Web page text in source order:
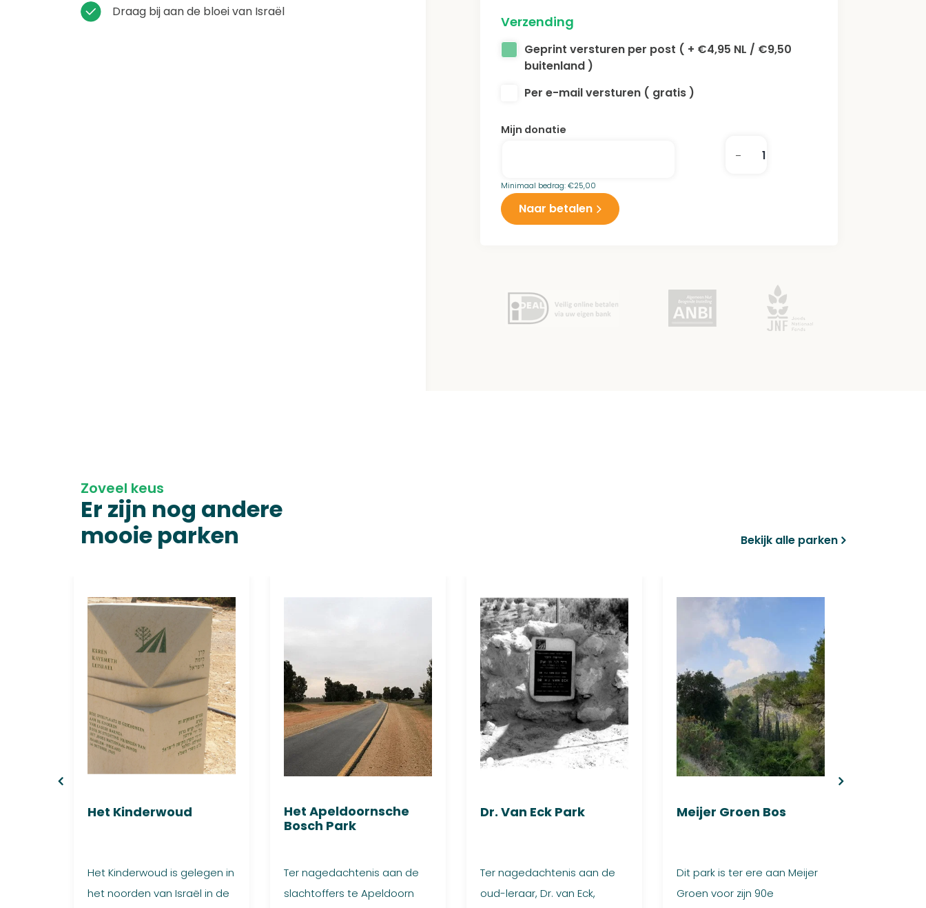
Draag bij aan de bloei van Israël
Verzending
Geprint versturen per post ( + €4,95 NL / €9,50
buitenland )
Per e-mail versturen ( gratis )
Mijn donatie
Minimaal bedrag:€25,00
-
Naar betalen
Zoveel keus
Er zijn nog andere
mooie parken
Bekijk alle parken
Het Kinderwoud
Het Kinderwoud is gelegen in
het noorden van Israël in de
Het Apeldoornsche
Bosch Park
Ter nagedachtenis aan de
slachtoffers te Apeldoorn
Dr. Van Eck Park
Ter nagedachtenis aan de
oud-leraar, Dr. van Eck,
Meijer Groen Bos
Dit park is ter ere aan Meijer
Groen voor zijn 90e